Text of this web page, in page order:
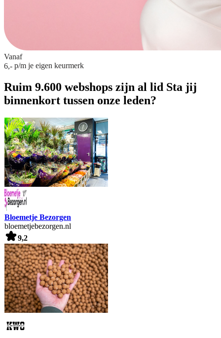
Vanaf
6,- p/m je eigen keurmerk
Ruim 9.600 webshops zijn al lid Sta jij
binnenkort tussen onze leden?
Bloemetje Bezorgen
bloemetjebezorgen.nl
9,2